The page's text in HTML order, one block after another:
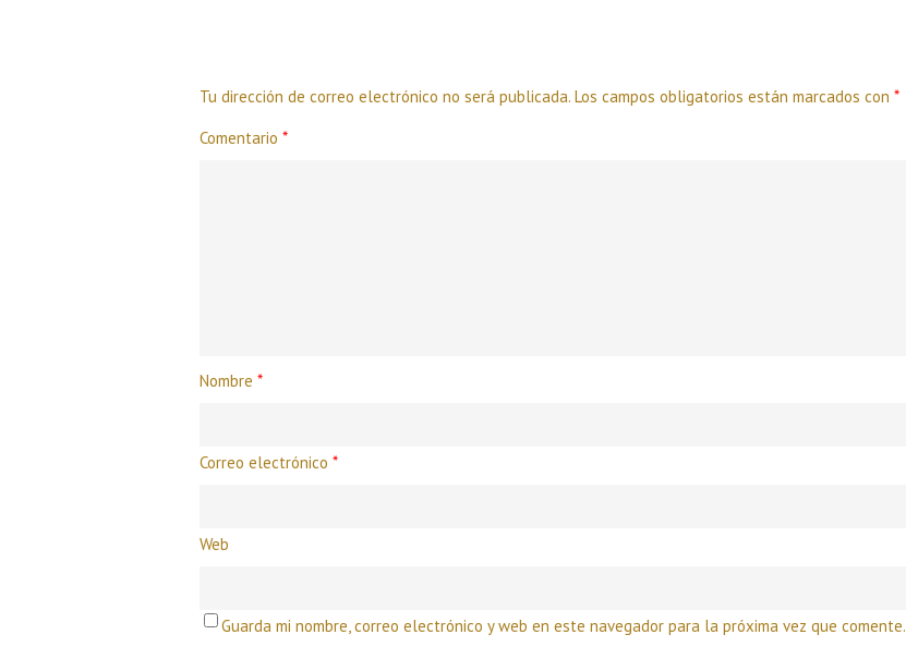
Tu dirección de correo electrónico no será publicada. Los campos obligatorios están marcados con *
Comentario *
Nombre *
Correo electrónico *
Web
Guarda mi nombre, correo electrónico y web en este navegador para la próxima vez que comente.